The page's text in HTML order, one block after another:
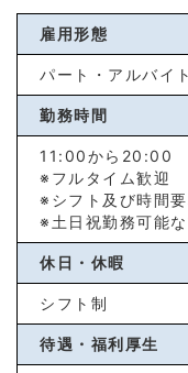
雇用形態
パート・アルバイト
勤務時間
11:00から20:00
※フルタイム歓迎
※シフト及び時間
※土日祝勤務可能
休日・休暇
シフト制
待遇・福利厚生